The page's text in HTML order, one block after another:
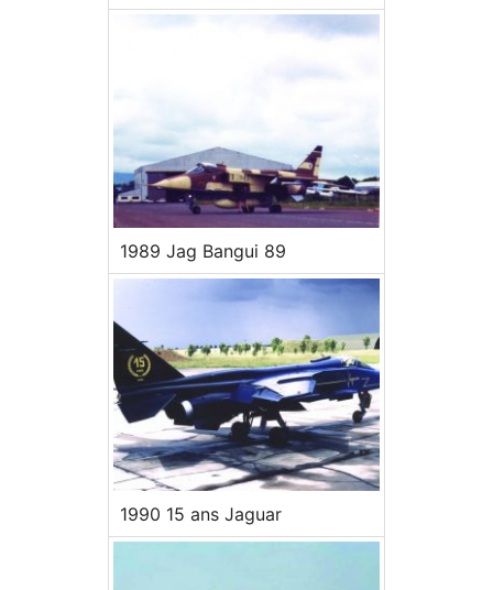
1989 Jag Bangui 89
1990 15 ans Jaguar